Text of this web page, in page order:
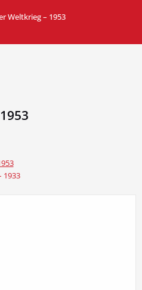
Weltkrieg – 1953
1933